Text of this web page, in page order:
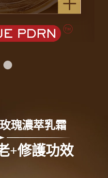
瑰濃萃乳霜
+修護功效